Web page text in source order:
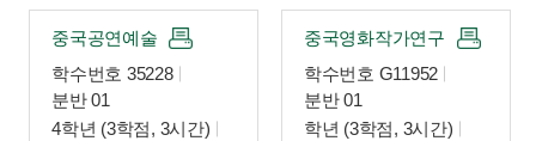
중국공연예술
학수번호 35228
분반 01
4학년 (3학점, 3시간)
중국영화작가연구
학수번호 G11952
분반 01
학년 (3학점, 3시간)